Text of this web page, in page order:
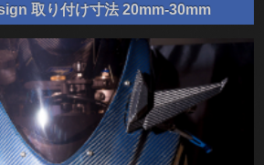
取り付け寸法 20mm-30mm